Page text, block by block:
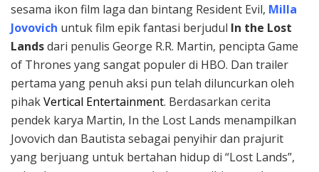
sesama ikon film laga dan bintang Resident Evil, Milla
Jovovich untuk film epik fantasi berjudul In the Lost
Landsdari penulis George R.R. Martin, pencipta Game
of Thrones yang sangat populer di HBO. Dan trailer
pertama yang penuh aksi pun telah diluncurkan oleh
pihakVertical Entertainment. Berdasarkan cerita
pendek karya Martin, In the Lost Lands menampilkan
Jovovich dan Bautista sebagai penyihir dan prajurit
yang berjuang untuk bertahan hidup di “Lost Lands”,